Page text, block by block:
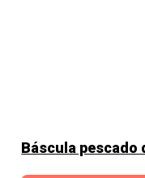
Báscula